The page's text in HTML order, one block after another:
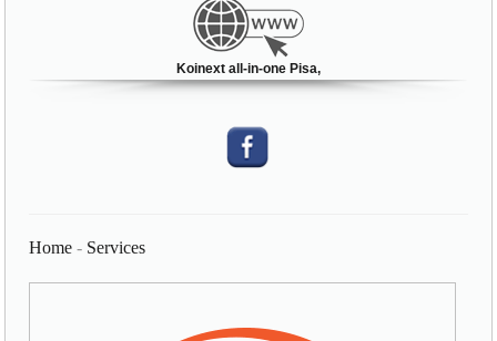
Koinext all-in-one Pisa,
Home - Services